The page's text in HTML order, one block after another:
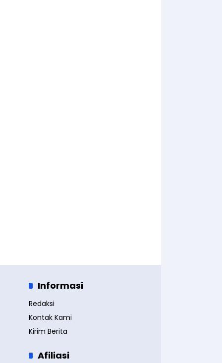
Informasi
Redaksi
Kontak Kami
Kirim Berita
Afiliasi